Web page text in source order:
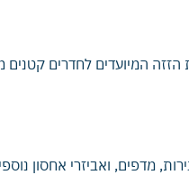
המיועדים לחדרים קטנים
מדפים, ואביזרי אחסון